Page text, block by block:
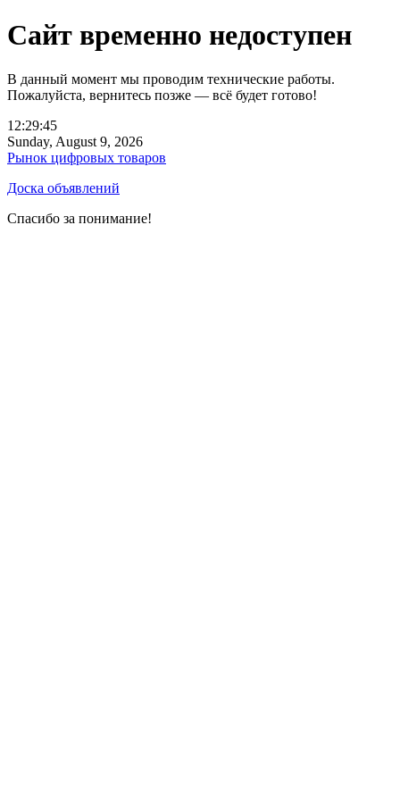
Сайт временно недоступен
В данный момент мы проводим технические работы.
Пожалуйста, вернитесь позже — всё будет готово!
12:29:45
Sunday, August 9, 2026
Рынок цифровых товаров
Доска объявлений
Спасибо за понимание!